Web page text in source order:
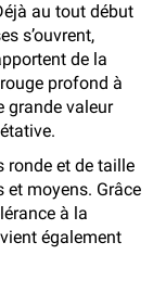
au tout début
s’ouvrent,
de la
profond à
grande valeur
ronde et de taille
moyens. Grâce
à la
également